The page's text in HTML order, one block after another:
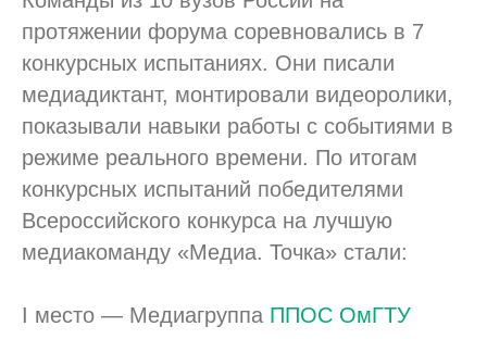
протяжении форума соревновались в 7
конкурсных испытаниях. Они писали
медиадиктант, монтировали видеоролики,
показывали навыки работы с событиями в
режиме реального времени. По итогам
конкурсных испытаний победителями
Всероссийского конкурса на лучшую
медиакоманду «Медиа. Точка» стали:
I место — Медиагруппа ППОС ОмГТУ